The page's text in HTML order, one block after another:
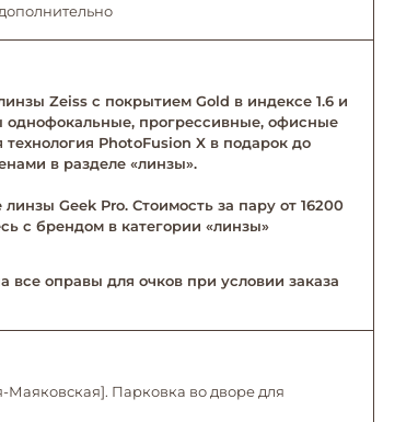
Zeiss с покрытием Gold в индексе 1.6 и
однофокальные, прогрессивные, офисные
PhotoFusion X в подарок до
в разделе «линзы».
Geek Pro. Стоимость за пару от 16200
с брендом в категории «линзы»
все оправы для очков при условии заказа
Маяковская]. Парковка во дворе для